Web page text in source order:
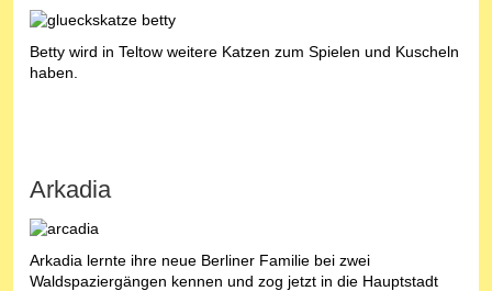
Betty wird in Teltow weitere Katzen zum Spielen und Kuscheln
haben.
Arkadia
Arkadia lernte ihre neue Berliner Familie bei zwei
Waldspaziergängen kennen und zog jetzt in die Hauptstadt